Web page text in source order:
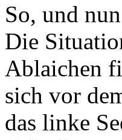
So, und
Die
Ablaichen
sich vor
das linke